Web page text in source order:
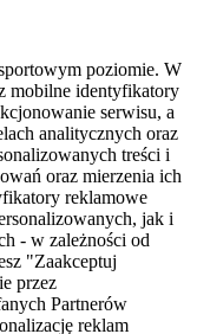
poziomie. W
mobilne identyfikatory
serwisu, a
analitycznych oraz
treści i
oraz mierzenia ich
reklamowe
jak i
- w zależności od
"Zaakceptuj
przez
Partnerów
reklam